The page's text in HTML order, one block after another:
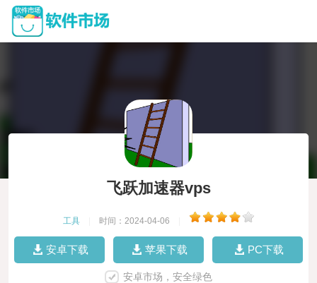
飞跃加速器vps
工具 时间：2024-04-06
安卓下载 苹果下载 PC下载
安卓市场，安全绿色